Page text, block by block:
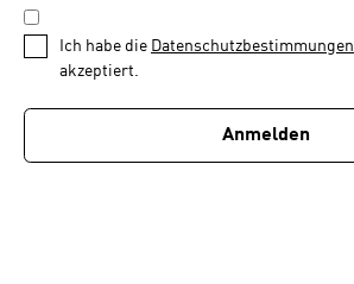
1
von
DATENSCHUTZBESTIMMUNGEN
*
Ich habe die Datenschutzbestimmungen
akzeptiert.
Anmelden